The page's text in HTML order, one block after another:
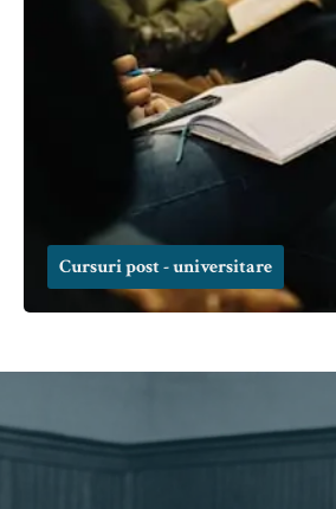
Cursuri post - universitare